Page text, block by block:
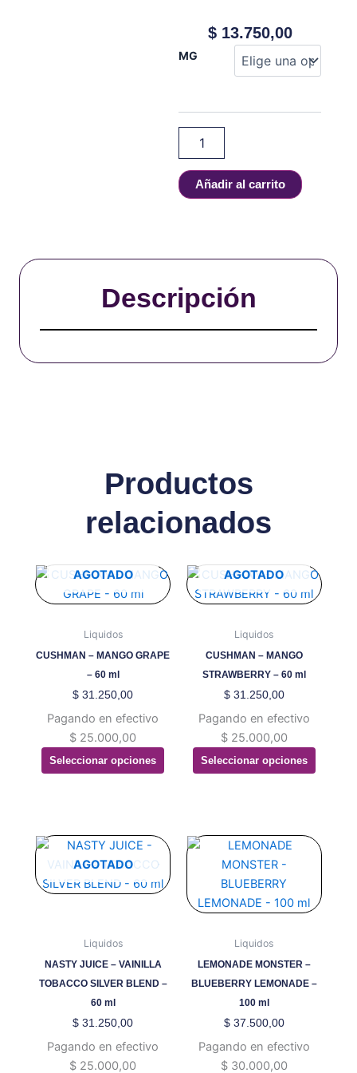
$13.750,00
MG
Akuario
Vainilla
-
ml
cantidad
Añadir al carrito
Descripción
Productos
relacionados
AGOTADO
Liquidos
CUSHMAN – MANGO GRAPE
– 60 ml
$ 31.250,00
Pagando en efectivo
$ 25.000,00
Seleccionar opciones
Este
producto
múltiples
variantes.
Las
opciones
pueden
elegir
en
producto
AGOTADO
Liquidos
CUSHMAN – MANGO
STRAWBERRY – 60 ml
$31.250,00
Pagando en efectivo
$25.000,00
Seleccionar opciones
Este
producto
múltiples
variantes.
Las
opciones
pueden
elegir
en
producto
AGOTADO
Liquidos
NASTY JUICE – VAINILLA
TOBACCO SILVER BLEND –
60 ml
$ 31.250,00
Pagando en efectivo
$ 25.000,00
Este
producto
tiene
Las
opciones
se
pueden
elegir
la
Liquidos
LEMONADE MONSTER –
BLUEBERRY LEMONADE –
100 ml
$37.500,00
Pagando en efectivo
$30.000,00
Este
producto
tiene
múltiples
Las
opciones
se
pueden
elegir
la